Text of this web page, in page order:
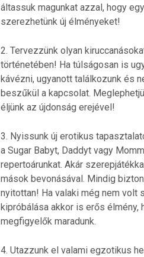
áltassuk magunkat azzal, hogy
szerezhetünk új élményeket!
2. Tervezzünk olyan
történetében! Ha túlságosan is
kávézni, ugyanott találkozunk és
beszűkül a kapcsolat.
éljünk az újdonság erejével!
3. Nyissunk új erotikus
a Sugar Babyt, Daddyt vagy
repertoárunkat. Akár
mások bevonásával. Mindig
nyitottan! Ha valaki még nem volt
kipróbálása akkor is erős élmény,
megfigyelők maradunk.
4. Utazzunk el valami egzotikus